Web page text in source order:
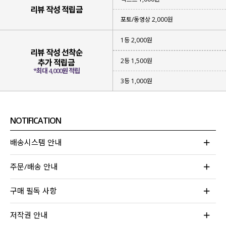
▪ 성글하면서가벼운 짜임의 니트아이템
▪햇빛을 막아 줄 수 있고
위에 하나라도 해당되는 아이템을 찾고 계신다면
이번 니트 가디건에 집중해 주세요!
리뷰 작성 적립금
포토/동영상 2,000원
리뷰 작성 선착순
추가 적립금
*최대 4,000원 적립
1등 2,000원
2등 1,500원
3등 1,000원
NOTIFICATION
배송시스템 안내
주문/배송 안내
구매 필독 사항
저작권 안내